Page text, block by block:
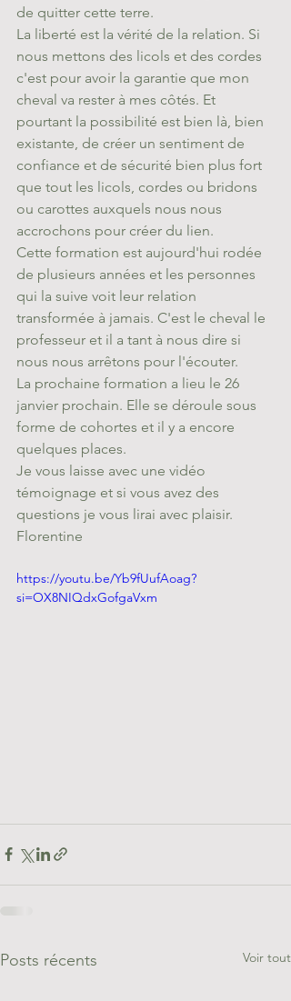
de quitter cette terre.
La liberté est la vérité de la relation. Si
nous mettons des licols et des cordes
c'est pour avoir la garantie que mon
cheval va rester à mes côtés. Et
pourtant la possibilité est bien là, bien
existante, de créer un sentiment de
confiance et de sécurité bien plus fort
que tout les licols, cordes ou bridons
ou carottes auxquels nous nous
accrochons pour créer du lien.
Cette formation est aujourd'hui rodée
de plusieurs années et les personnes
qui la suive voit leur relation
transformée à jamais. C'est le cheval le
professeur et il a tant à nous dire si
nous nous arrêtons pour l'écouter.
La prochaine formation a lieu le 26
janvier prochain. Elle se déroule sous
forme de cohortes et il y a encore
quelques places.
Je vous laisse avec une vidéo
témoignage et si vous avez des
questions je vous lirai avec plaisir.
Florentine
https://youtu.be/Yb9fUufAoag?
si=OX8NIQdxGofgaVxm
Posts récents Voir tout